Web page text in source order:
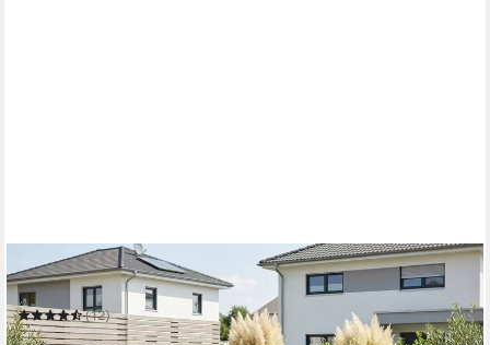
KONIFERA
Gartenlounge-Set Hamburg
(12)
699,99 € UVP1.259,99 €